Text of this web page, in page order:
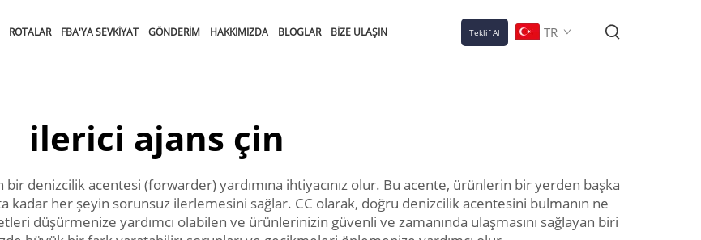
ROTALAR FBA'YA SEVKIYAT GÖNDERIM HAKKIMIZDA BLOGLAR BIZE ULAŞIN Teklif Al TR
ilerici ajans çin
denizcilik acentesi (forwarder) yardımına ihtiyacınız olur. Bu acente, ürünlerin bir yerden başka
kadar her şeyin sorunsuz ilerlemesini sağlar. CC olarak, doğru denizcilik acentesini bulmanın ne
düşürmenize yardımcı olabilen ve ürünlerinizin güvenli ve zamanında ulaşmasını sağlayan biri